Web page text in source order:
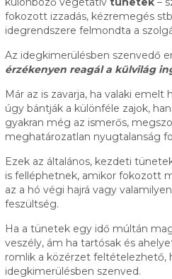
fokozott izzadás, kézremegés
idegrendszere felmondta a
Az idegkimerülésben szenvedő
érzékenyen reagál a külvilág
Már az is zavarja, ha valaki emelt
úgy bántják a különféle zajok,
gyakran még az ismerős,
meghatározatlan nyugtalanság
Ezek az általános, kezdeti
is felléphetnek, amikor fokozott
az a hó végi hajrá vagy
feszültség.
Ha a tünetek egy idő múltán
veszély, ám ha tartósak és
romlik a közérzet feltételezhető,
idegkimerülésben szenved.